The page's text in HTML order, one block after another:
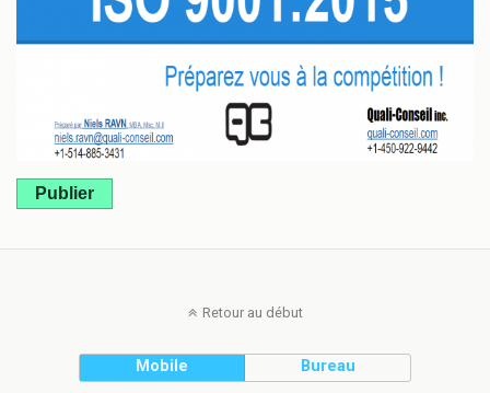
Publier
Retour au début
Mobile Bureau